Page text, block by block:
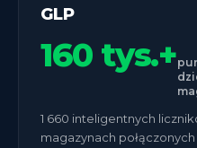
GLP
160 tys.+
1 660 inteligentnych
magazynach